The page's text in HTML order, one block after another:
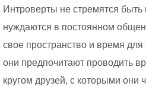
Интроверты не стремятся
нуждаются в постоянном
свое пространство и время
они предпочитают проводить
кругом друзей, с которыми они